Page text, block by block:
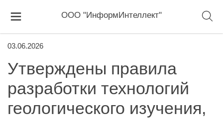
ООО "ИнформИнтеллект"
03.06.2026
Утверждены правила
разработки технологий
геологического изучения,